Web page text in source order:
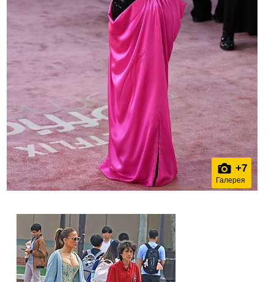
+7
Галерея